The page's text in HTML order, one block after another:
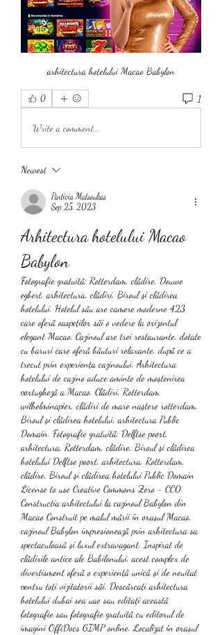
arhitectura hotelului Macao Babylon
0 1
Write a comment...
Newest
Particia Matsoukas
Sep 25, 2023
Arhitectura hotelului Macao
Babylon
Fotografie gratuită: Rotterdam, clădire, Douwe
egbert, arhitectura, clădiri, Biroul şi clădirea
hotelului. Hotelul său are camere moderne 423
care oferă oaspeților săi o vedere la orizontul
elegant Macao. Cazinoul are trei restaurante, dotate
cu baruri care oferă băuturi relaxante, după ce a
trecut prin experiența cazinoului. Arhitectura
hotelului de cazino aduce aminte de moștenirea
portugheză a Macao. Clădiri, Rotterdam
wilhelminapier, clădiri de mare naştere rotterdam,
Biroul şi clădirea hotelului, arhitectura Public
Domain. Fotografie gratuită: Delftse poort,
arhitectura, Rotterdam, clădire, Biroul şi clădirea
hotelului Delftse poort, arhitectura, Rotterdam,
clădire, Biroul şi clădirea hotelului Public Domain
License to use Creative Commons Zero - CC0.
Constructia arhitectului la cazinoul Babylon din
Macao Construit pe malul mării în orașul Macao,
cazinoul Babylon impresionează prin arhitectura sa
spectaculoasă și luxul extravagant. Inspirat de
clădirile antice ale Babilonului, acest complex de
divertisment oferă o experiență unică și de neuitat
pentru toți vizitatorii săi. Descărcați arhitectura
hotelului dubai sea uae sau editați această
fotografie sau fotografie gratuită cu editorul de
imagini OffiDocs GIMP online. Localizat în orașul